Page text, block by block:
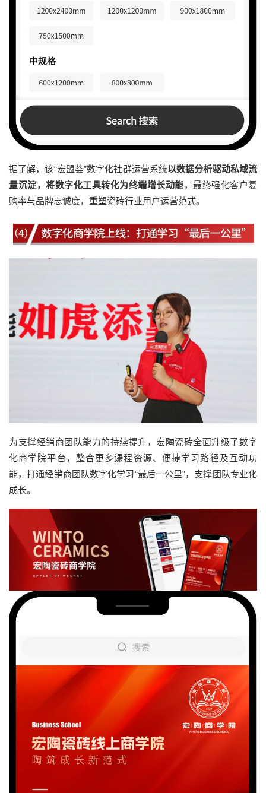
据了解，该“宏盟荟”数字化社群运营系统以数据分析驱动私域流
量沉淀，将数字化工具转化为终端增长动能，最终强化客户复
购率与品牌忠诚度，重塑瓷砖行业用户运营范式。
为支撑经销商团队能力的持续提升，宏陶瓷砖全面升级了数字
化商学院平台，整合更多课程资源、便捷学习路径及互动功
能，打通经销商团队数字化学习“最后一公里”，支撑团队专业化
成长。